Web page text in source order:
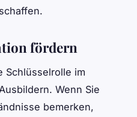
fördern
Schlüsselrolle im
Wenn Sie
bemerken,